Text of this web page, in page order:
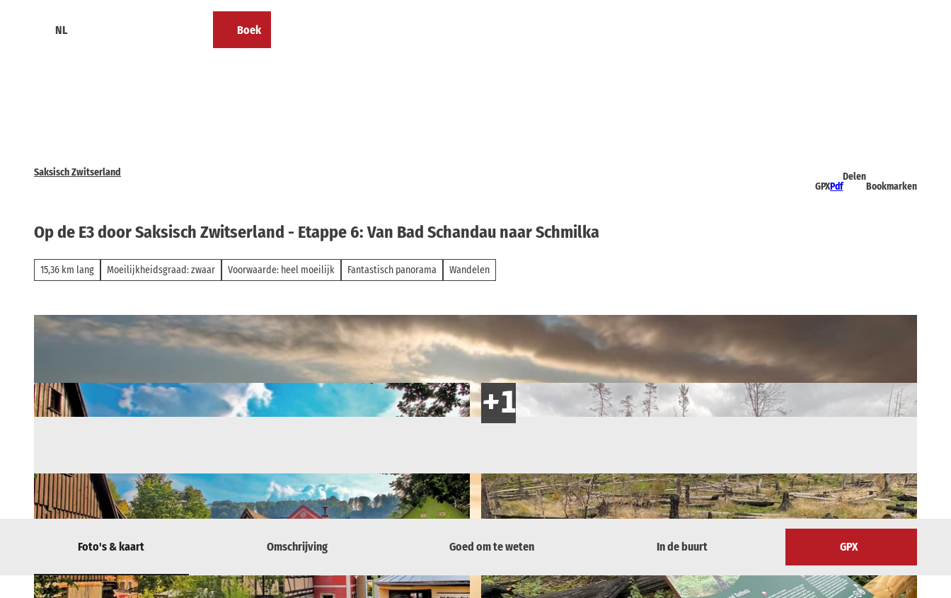
NL Boek
Saksisch Zwitserland
GPXPdf
Delen
Bookmarken
Op de E3 door Saksisch Zwitserland - Etappe 6: Van Bad Schandau naar Schmilka
15,36 km lang Moeilijkheidsgraad: zwaar Voorwaarde: heel moeilijk Fantastisch panorama Wandelen
Foto's & kaart Omschrijving Goed om te weten In de buurt GPX